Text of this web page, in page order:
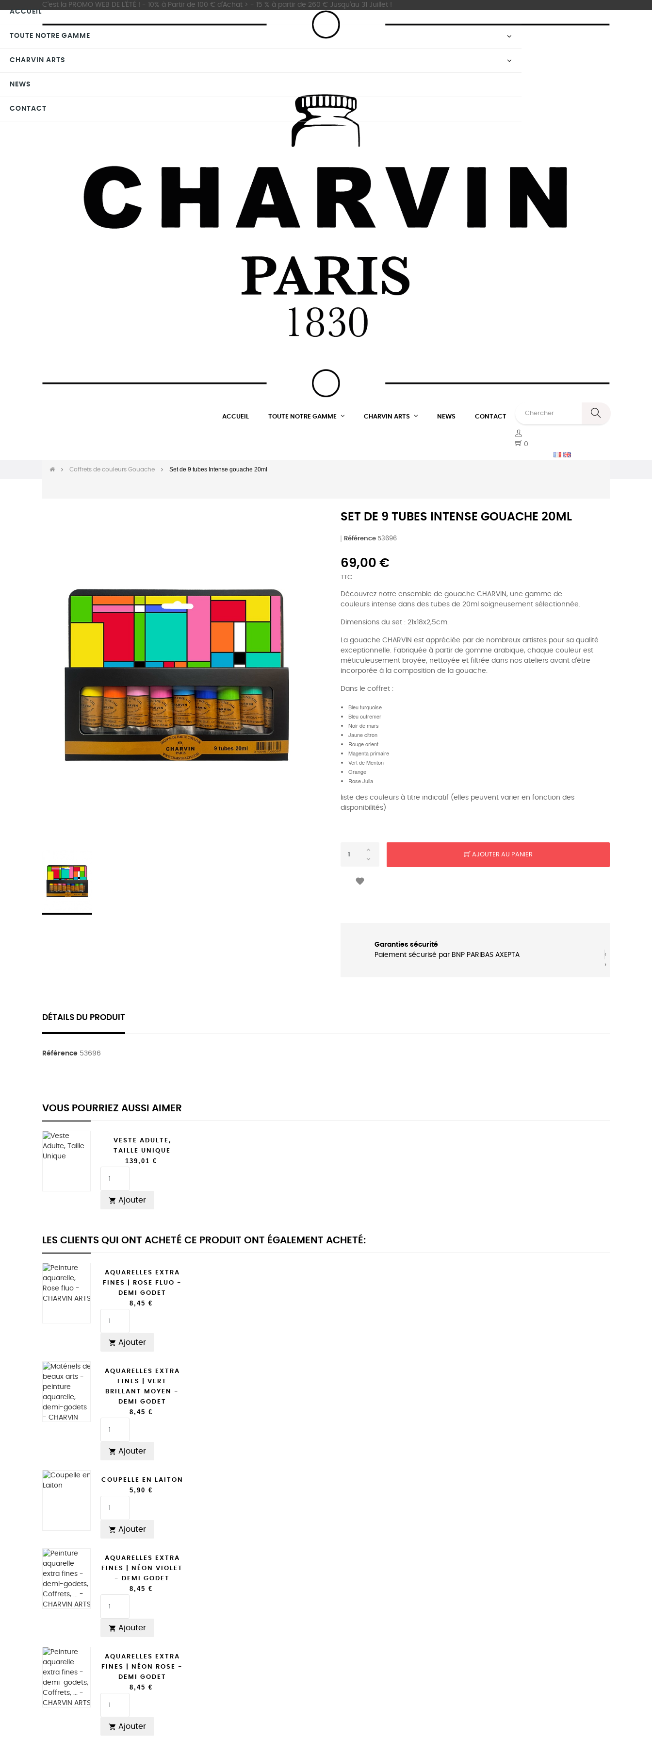
C'est la PROMO WEB DE L'ÉTÉ ! - 10% à Partir de 100 € d'Achat > - 15 % à partir de 260 € Jusqu'au 31 Juillet !
ACCUEIL TOUTE NOTRE GAMME CHARVIN ARTS NEWS CONTACT
0
Coffrets de couleurs Gouache Set de 9 tubes Intense gouache 20ml
SET DE 9 TUBES INTENSE GOUACHE 20ML
Référence 53696
69,00 €
TTC
Découvrez notre ensemble de gouache CHARVIN, une gamme de
couleurs intense dans des tubes de 20ml soigneusement sélectionnée.
Dimensions du set : 21x18x2,5cm.
La gouache CHARVIN est appréciée par de nombreux artistes pour sa qualité
exceptionnelle. Fabriquée à partir de gomme arabique, chaque couleur est
méticuleusement broyée, nettoyée et filtrée dans nos ateliers avant d'être
incorporée à la composition de la gouache.
Dans le coffret :
Bleu turquoise
Bleu outremer
Noir de mars
Jaune citron
Rouge orient
Magenta primaire
Vert de Menton
Orange
Rose Julia
liste des couleurs à titre indicatif (elles peuvent varier en fonction des
disponibilités)
AJOUTER AU PANIER

Garanties sécurité
Paiement sécurisé par BNP PARIBAS AXEPTA
DÉTAILS DU PRODUIT
Référence 53696
VOUS POURRIEZ AUSSI AIMER
VESTE ADULTE,
TAILLE UNIQUE
139,01 €
 Ajouter
LES CLIENTS QUI ONT ACHETÉ CE PRODUIT ONT ÉGALEMENT ACHETÉ:
AQUARELLES EXTRA
FINES | ROSE FLUO -
DEMI GODET
8,45 €
 Ajouter
AQUARELLES EXTRA
FINES | VERT
BRILLANT MOYEN -
DEMI GODET
8,45 €
 Ajouter
COUPELLE EN LAITON
5,90 €
 Ajouter
AQUARELLES EXTRA
FINES | NÉON VIOLET
- DEMI GODET
8,45 €
 Ajouter
AQUARELLES EXTRA
FINES | NÉON ROSE -
DEMI GODET
8,45 €
 Ajouter
‹
›
ACCUEIL
TOUTE NOTRE GAMME
CHARVIN ARTS
NEWS
CONTACT